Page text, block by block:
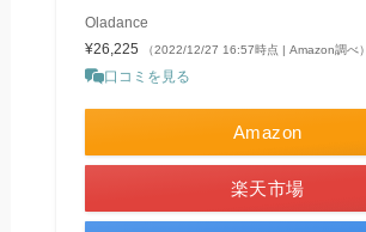
Oladance
¥26,225
（2022/12/27 16:57時点 | Amazon調べ）
口コミを見る
Amazon
楽天市場